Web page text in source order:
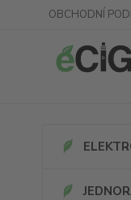
OBCHODNÍ